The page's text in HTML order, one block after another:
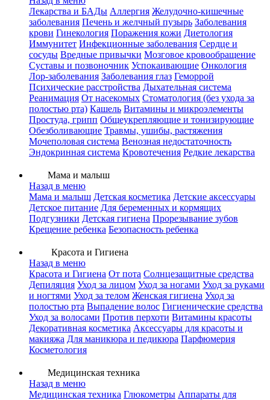
Лекарства и БАДы Аллергия Желудочно-кишечные
заболевания Печень и желчный пузырь Заболевания
крови Гинекология Поражения кожи Диетология
Иммунитет Инфекционные заболевания Сердце и
сосуды Вредные привычки Мозговое кровообращение
Суставы и позвоночник Успокаивающие Онкология
Лор-заболевания Заболевания глаз Геморрой
Психические расстройства Дыхательная система
Реанимация От насекомых Стоматология (без ухода за
полостью рта) Кашель Витамины и микроэлементы
Простуда, грипп Общеукрепляющие и тонизирующие
Обезболивающие Травмы, ушибы, растяжения
Мочеполовая система Венозная недостаточность
Эндокринная система Кровотечения Редкие лекарства
Мама и малыш
Назад в меню
Мама и малыш Детская косметика Детские аксессуары
Детское питание Для беременных и кормящих
Подгузники Детская гигиена Прорезывание зубов
Крещение ребенка Безопасность ребенка
Красота и Гигиена
Назад в меню
Красота и Гигиена От пота Солнцезащитные средства
Депиляция Уход за лицом Уход за ногами Уход за руками
и ногтями Уход за телом Женская гигиена Уход за
полостью рта Выпадение волос Гигиенические средства
Уход за волосами Против перхоти Витамины красоты
Декоративная косметика Аксессуары для красоты и
макияжа Для маникюра и педикюра Парфюмерия
Косметология
Медицинская техника
Назад в меню
Медицинская техника Глюкометры Аппараты для